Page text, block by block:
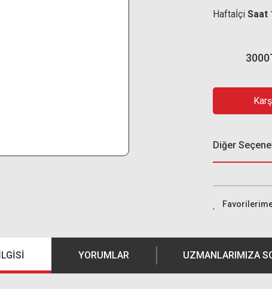
Haftaİçi Saat
Diğer
YORUMLAR UZMANLARIMIZA